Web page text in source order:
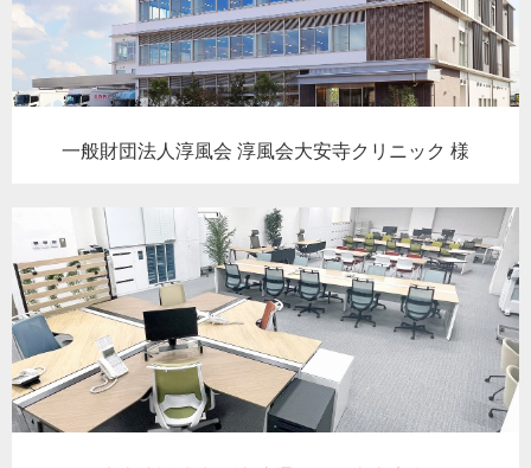
一般財団法人淳風会 淳風会大安寺クリニック 様